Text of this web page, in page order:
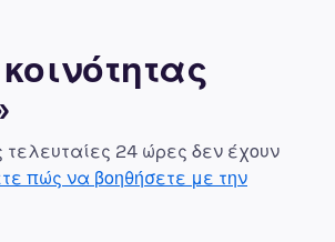
τελευταίες 24 ώρες δεν έχουν
πώς να βοηθήσετε με την